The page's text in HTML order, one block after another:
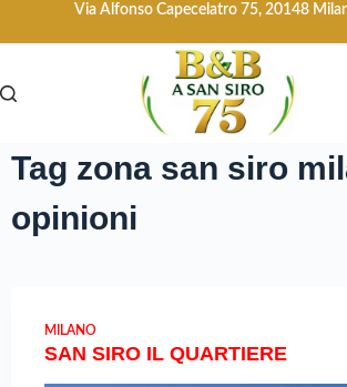
Via Alfonso Capecelatro 75, 20148
Tag zona san siro
opinioni
MILANO
SAN SIRO IL QUARTIERE